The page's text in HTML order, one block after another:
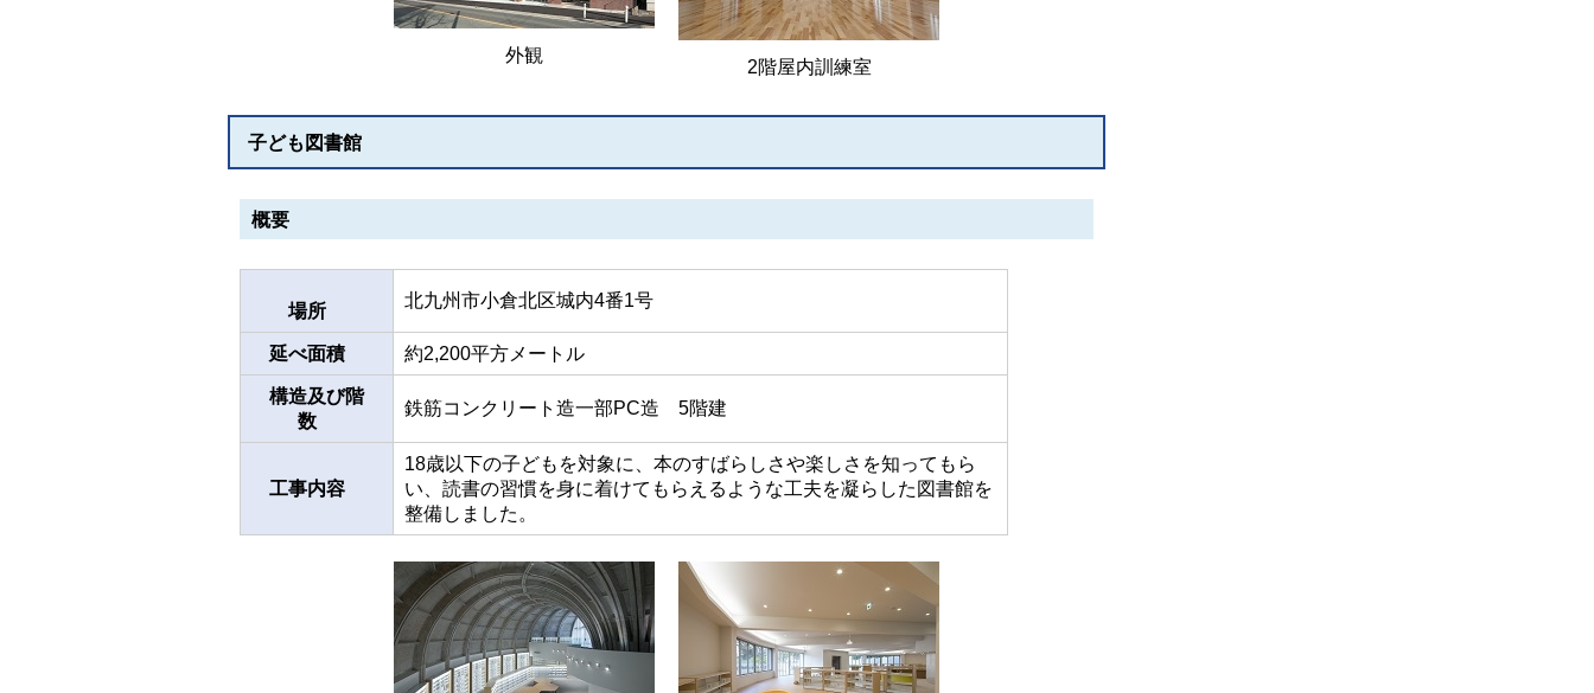
外観
2階屋内訓練室
子ども図書館
概要
場所
北九州市小倉北区城内4番1号
延べ面積 約2,200平方メートル
構造及び階
数
鉄筋コンクリート造一部PC造 5階建
工事内容
18歳以下の子どもを対象に、本のすばらしさや楽しさを知ってもら
い、読書の習慣を身に着けてもらえるような工夫を凝らした図書館を
整備しました。